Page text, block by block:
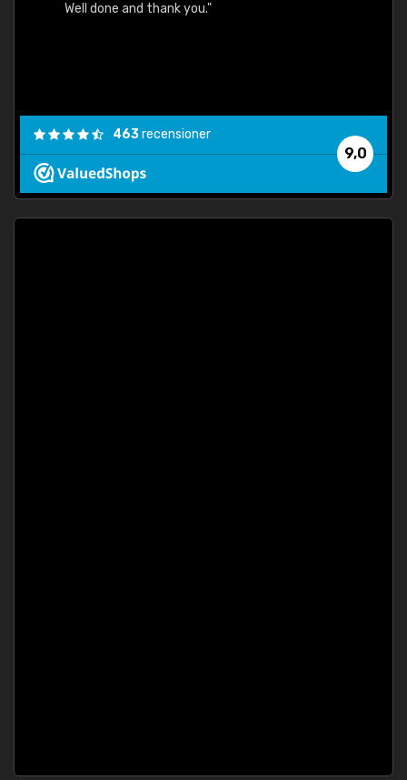
Well done and thank you."
9,0
463recensioner